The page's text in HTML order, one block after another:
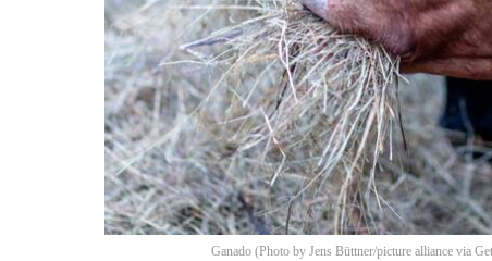
Ganado (Photo by Jens Büttner/picture alliance via